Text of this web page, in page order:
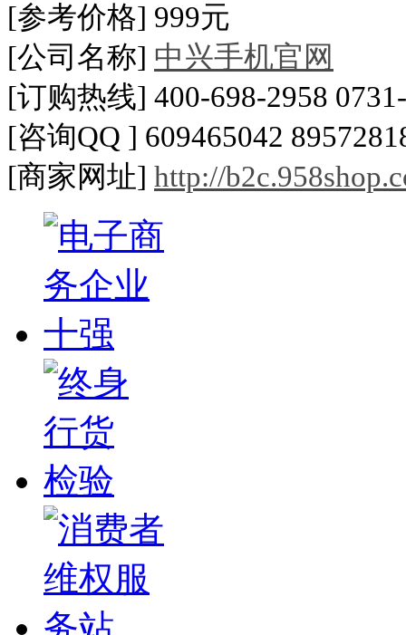
[参考价格] 999元
[公司名称] 中兴手机官网
[订购热线] 400-698-2958
[咨询QQ ] 609465042
[商家网址] http://